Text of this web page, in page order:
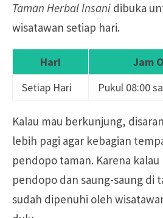
Taman Herbal Insani dibuka
wisatawan setiap hari.
Hari
Jam
Setiap Hari
Pukul 08:00
Kalau mau berkunjung,
lebih pagi agar kebagian
pendopo taman. Karena kalau
pendopo dan saung-saung di
sudah dipenuhi oleh